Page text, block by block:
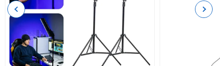
Previous Next